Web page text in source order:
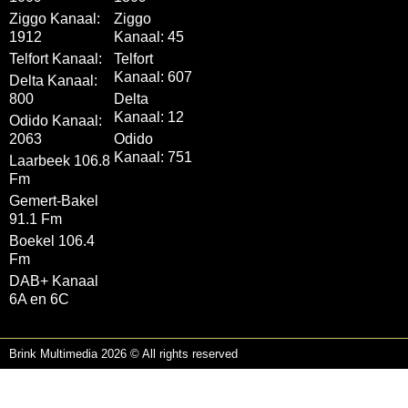
Ziggo Kanaal:
1912
Telfort Kanaal:
Delta Kanaal:
800
Odido Kanaal:
2063
Laarbeek 106.8
Fm
Gemert-Bakel
91.1 Fm
Boekel 106.4
Fm
DAB+ Kanaal
6A en 6C
Ziggo
Kanaal: 45
Telfort
Kanaal: 607
Delta
Kanaal: 12
Odido
Kanaal: 751
Brink Multimedia 2026 © All rights reserved